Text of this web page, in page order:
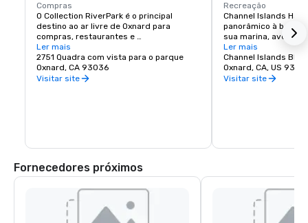
Compras
O Collection RiverPark é o principal
destino ao ar livre de Oxnard para
compras, restaurantes e
entretenimento.
Ler mais
2751 Quadra com vista para o parque
Oxnard, CA 93036
Visitar site
Recreação
Channel Islands
panorâmico à beira-
sua marina,
restaurantes à
ao Parque Nacional
Ler mais
Channel Islands
Oxnard, CA, US
Visitar site
Fornecedores próximos